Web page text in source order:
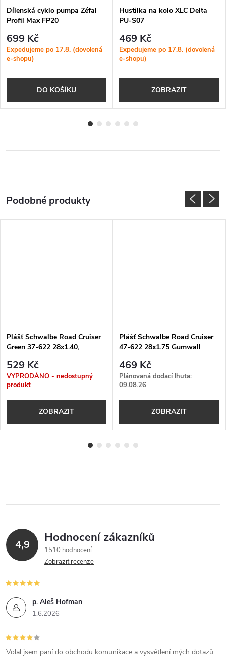
Dílenská cyklo pumpa Zéfal
Profil Max FP20
699 Kč
Expedujeme po 17.8. (dovolená
e-shopu)
DO KOŠÍKU
Hustilka na kolo XLC Delta
PU-S07
469 Kč
Expedujeme po 17.8. (dovolená
e-shopu)
ZOBRAZIT
Plášť Schwalbe Road Cruiser
Green 37-622 28x1.40,
529 Kč
VYPRODÁNO - nedostupný
produkt
ZOBRAZIT
Plášť Schwalbe Road Cruiser
47-622 28x1.75 Gumwall
469 Kč
Plánovaná dodací lhuta:
09.08.26
ZOBRAZIT
4,9 Hodnocení zákazníků
1510 hodnocení
Zobrazit recenze
p. Aleš Hofman
1.6.2026
Volal jsem paní do obchodu komunikace a vysvětlení mých dotazů